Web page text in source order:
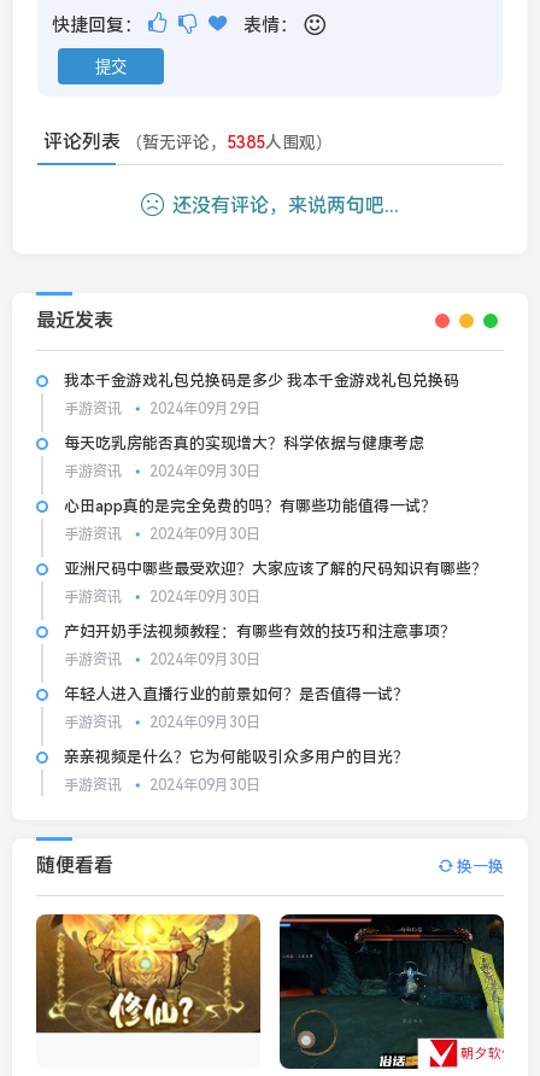
快捷回复： 表情：
评论列表 （暂无评论， 5385人围观）
还没有评论，来说两句吧...
最近发表
我本千金游戏礼包兑换码是多少 我本千金游戏礼包兑换码
手游资讯 2024年09月29日
每天吃乳房能否真的实现增大？科学依据与健康考虑
手游资讯 2024年09月30日
心田app真的是完全免费的吗？有哪些功能值得一试？
手游资讯 2024年09月30日
亚洲尺码中哪些最受欢迎？大家应该了解的尺码知识有哪些？
手游资讯 2024年09月30日
产妇开奶手法视频教程：有哪些有效的技巧和注意事项？
手游资讯 2024年09月30日
年轻人进入直播行业的前景如何？是否值得一试？
手游资讯 2024年09月30日
亲亲视频是什么？它为何能吸引众多用户的目光？
手游资讯 2024年09月30日
随便看看 换一换